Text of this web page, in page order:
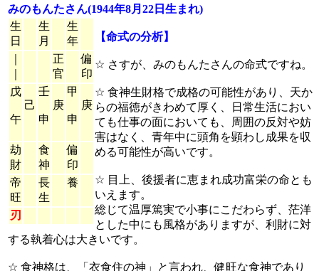
みのもんたさん(1944年8月22日生まれ)
生
日
生
月
生
年
正
官
偏
印
戊
午
己
壬
申
庚
甲
申
庚
劫
財
食
神
偏
印
帝
旺
長
生
養
刃
【命式の分析】
☆ さすが、みのもんたさんの命式ですね。
☆ 食神生財格で成格の可能性があり、天か
らの福徳がきわめて厚く、日常生活におい
ても仕事の面においても、周囲の反対や妨
害はなく、青年中に頭角を顕わし成果を収
める可能性が高いです。
☆ 目上、後援者に恵まれ成功富栄の命とも
いえます。
総じて温厚篤実で小事にこだわらず、茫洋
とした中にも風格がありますが、利財に対
する執着心は大きいです。
☆ 食神格は、「衣食住の神」と言われ、健旺な食神であり